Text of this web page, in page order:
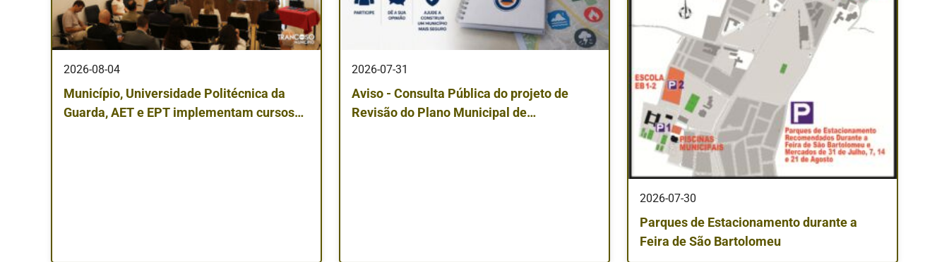
2026-08-04
Município, Universidade Politécnica da
Guarda, AET e EPT implementam cursos
2026-07-31
Aviso - Consulta Pública do projeto de
Revisão do Plano Municipal de
2026-07-30
Parques de Estacionamento durante a
Feira de São Bartolomeu